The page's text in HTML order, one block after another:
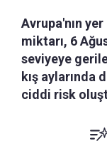
Avrupa'nın
miktarı, 6
seviyeye
kış aylarında
ciddi risk